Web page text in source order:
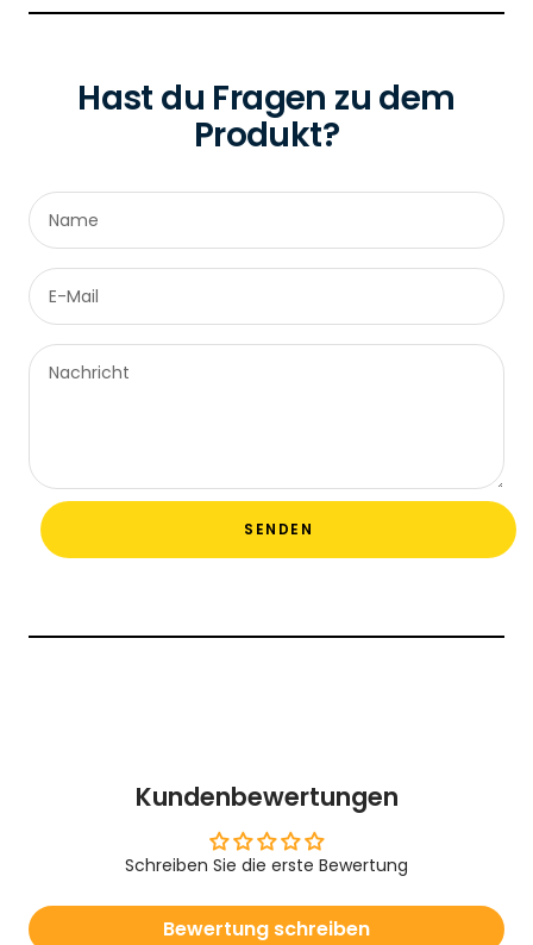
Hast du Fragen zu dem
Produkt?
Name
E-Mail
Nachricht
SENDEN
Kundenbewertungen
Schreiben Sie die erste Bewertung
Bewertung schreiben